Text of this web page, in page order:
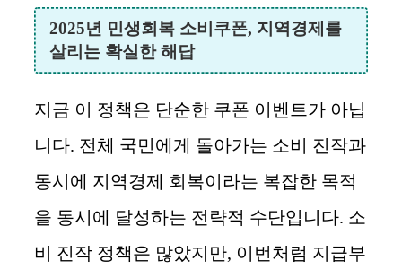
2025년 민생회복 소비쿠폰, 지역경제를
살리는 확실한 해답
지금 이 정책은 단순한 쿠폰 이벤트가 아닙
니다. 전체 국민에게 돌아가는 소비 진작과
동시에 지역경제 회복이라는 복잡한 목적
을 동시에 달성하는 전략적 수단입니다. 소
비 진작 정책은 많았지만, 이번처럼 지급부